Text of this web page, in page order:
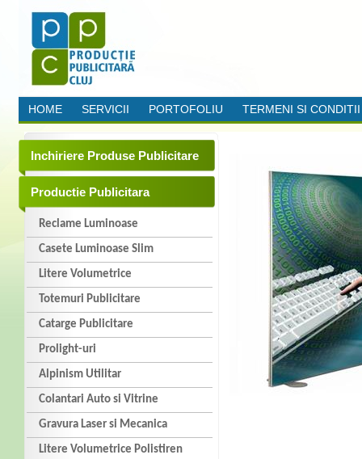
HOME SERVICII PORTOFOLIU TERMENI SI CONDITII
Inchiriere Produse Publicitare
Productie Publicitara
Reclame Luminoase
Casete Luminoase Slim
Litere Volumetrice
Totemuri Publicitare
Catarge Publicitare
Prolight-uri
Alpinism Utilitar
Colantari Auto si Vitrine
Gravura Laser si Mecanica
Litere Volumetrice Polistiren